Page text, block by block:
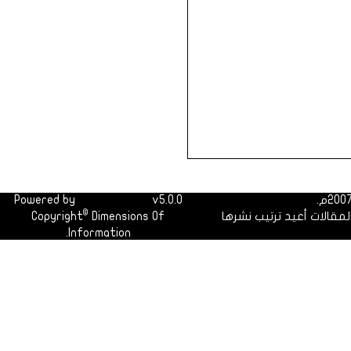
أعيد ترتيب نشرها
Powered by
v5.0.0
Copyright© Dimensions Of
Information.